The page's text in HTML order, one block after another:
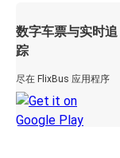
数字车票与实时追
踪
尽在 FlixBus 应用程序